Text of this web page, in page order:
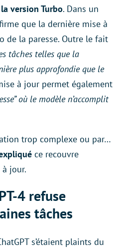
version Turbo. Dans un
que la dernière mise à
de la paresse. Outre le fait
tâches telles que la
plus approfondie que le
à jour permet également
où le modèle n’accomplit
trop complexe ou par…
ce recouvre
jour.
4 refuse
tâches
s’étaient plaints du